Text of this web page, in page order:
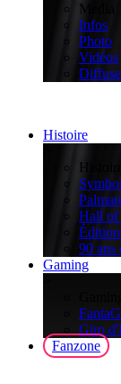
Media
Infos
Photo
Vidéos
Histoire
Histoire
Hall of
90 ans
Gaming
Giro
Fanzone